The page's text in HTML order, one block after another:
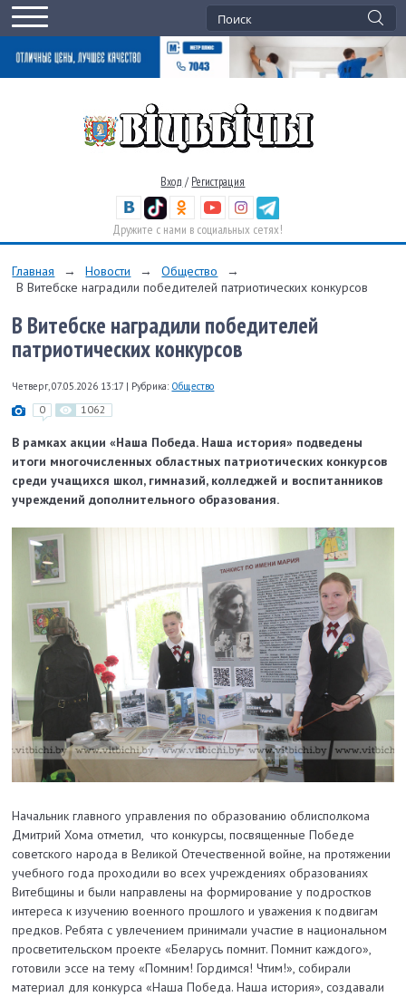
Вход / Регистрация
Дружите с нами в социальных сетях!
Главная → Новости → Общество
→
В Витебске наградили победителей патриотических конкурсов
В Витебске наградили победителей
патриотических конкурсов
Четверг, 07.05.2026 13:17 | Рубрика: Общество
0 1062
В рамках акции «Наша Победа. Наша история» подведены
итоги многочисленных областных патриотических конкурсов
среди учащихся школ, гимназий, колледжей и воспитанников
учреждений дополнительного образования.
Начальник главного управления по образованию облисполкома
Дмитрий Хома отметил, что конкурсы, посвященные Победе
советского народа в Великой Отечественной войне, на протяжении
учебного года проходили во всех учреждениях образованиях
Витебщины и были направлены на формирование у подростков
интереса к изучению военного прошлого и уважения к подвигам
предков. Ребята с увлечением принимали участие в национальном
просветительском проекте «Беларусь помнит. Помнит каждого»,
готовили эссе на тему «Помним! Гордимся! Чтим!», собирали
материал для конкурса «Наша Победа. Наша история», создавали